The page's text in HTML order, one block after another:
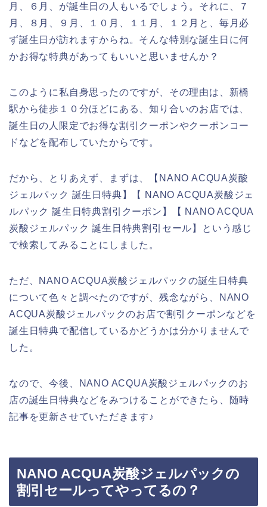
月、６月、が誕生日の人もいるでしょう。それに、７
月、８月、９月、１０月、１１月、１２月と、毎月必
ず誕生日が訪れますからね。そんな特別な誕生日に何
かお得な特典があってもいいと思いませんか？
このように私自身思ったのですが、その理由は、新橋
駅から徒歩１０分ほどにある、知り合いのお店では、
誕生日の人限定でお得な割引クーポンやクーポンコー
ドなどを配布していたからです。
だから、とりあえず、まずは、【NANO ACQUA炭酸
ジェルパック 誕生日特典】【 NANO ACQUA炭酸ジェ
ルパック 誕生日特典割引クーポン】【 NANO ACQUA
炭酸ジェルパック 誕生日特典割引セール】という感じ
で検索してみることにしました。
ただ、NANO ACQUA炭酸ジェルパックの誕生日特典
について色々と調べたのですが、残念ながら、NANO
ACQUA炭酸ジェルパックのお店で割引クーポンなどを
誕生日特典で配信しているかどうかは分かりませんで
した。
なので、今後、NANO ACQUA炭酸ジェルパックのお
店の誕生日特典などをみつけることができたら、随時
記事を更新させていただきます♪
NANO ACQUA炭酸ジェルパックの
割引セールってやってるの？